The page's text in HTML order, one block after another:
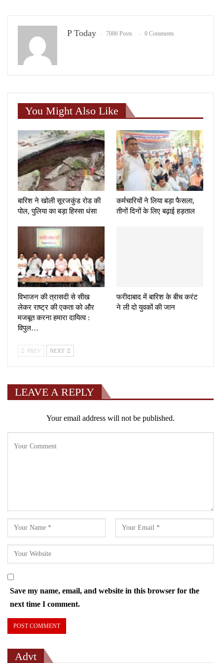
P Today 7086 Posts 0 Comments
You Might Also Like
बारिश ने खोली सूरजकुंड रोड की
पोल, पुलिया का बड़ा हिस्सा धंसा
कर्मचारियों ने लिया बड़ा फैसला,
तीनों दिनों के लिए बढ़ाई हड़ताल
विभाजन की त्रासदी से सीख
लेकर राष्ट्र की एकता को और
मजबूत करना हमारा दायित्व :
विपुल…
फरीदाबाद में बारिश के बीच करंट
ने ली दो युवकों की जान
PREV NEXT
LEAVE A REPLY
Your email address will not be published.
Save my name, email, and website in this browser for the
next time I comment.
Advt